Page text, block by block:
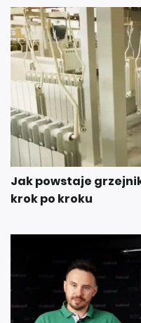
Jak powstaje
krok po kroku